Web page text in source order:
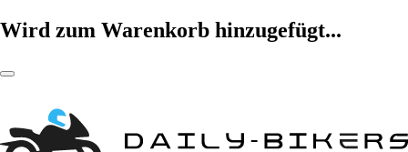
Wird zum Warenkorb hinzugefügt...